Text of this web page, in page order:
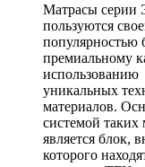
Матрасы серии
пользуются
популярностью
премиальному
использованию
уникальных
материалов.
системой таких
является блок,
которого